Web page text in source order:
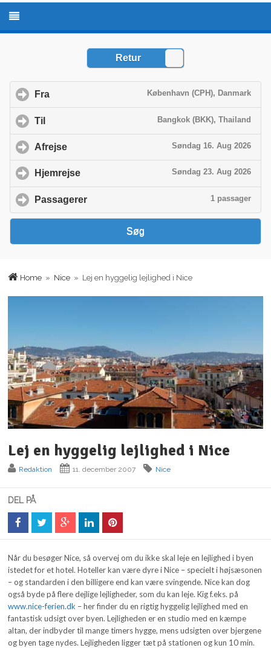
Home » Nice » Lej en hyggelig lejlighed i Nice
Lej en hyggelig lejlighed i Nice
Redaktion 11. december 2007 Nice
DEL PÅ
Når du besøger Nice, så overvej om du ikke skal leje en lejlighed i byen
istedet for et hotel. Hoteller kan være dyre i Nice – specielt i højsæsonen
– og standarden i den billigere end kan være svingende. Nice kan dog
også byde på flere dejlige lejligheder, som du kan leje. Kig f.eks. på
www.nice-ferien.dk – her finder du en rigtig hyggelig lejlighed med en
fantastisk udsigt over byen. Lejligheden er en studio med en kæmpe
altan, der indbyder til mange timers hygge, mens udsigten over bjergene
og byen tage nydes. Lejligheden ligger tæt på stationen og kun 10 min.